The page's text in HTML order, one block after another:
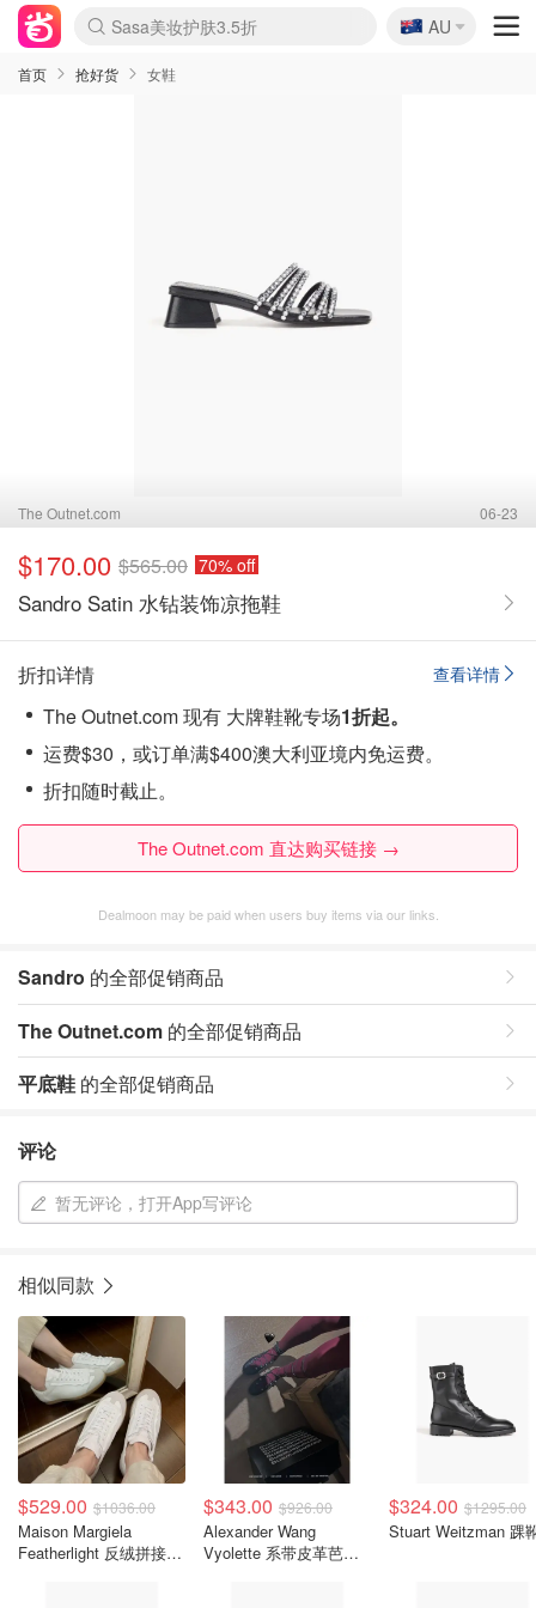
lululemon折扣上新
Sasa美妆护肤3.5折
SSENSE年中2.5折
FreshBeauty好价汇总
Cettire降价+叠9折
WWS Coles超市实拍
viagogo二手票捡漏
Myer超级周末
The Outnet奢牌1折起
David Jones 3折起
Flannels大牌1折
Perfumes Club护肤1折
AMIRO面罩$251
Amazon折扣汇总
eToro入金$200送$50
Amazon数码好物
ICONIC本周7.5折
ThedoubleF高奢地板价
Moose Knuckles 6折
丝芙兰5折起
EUFY摄像头$98
Selenichast首饰2折
Trip机票酒店促销
YSL送5件彩妆礼
Amazon家居好物
Amazon美妆护肤
雅漾大喷$8
过敏原检测盒$33
伊索独家赠50ml沐浴露
科颜氏高保湿面霜$29
SEALIFE海洋馆门票6折
丝塔芙大白罐$16
订阅Newsletter送香薰
Cult Beauty 6.8折
Harrods圣诞日历$525
LN-CC奢牌私促3折
d'Alba空姐喷雾$16
EVE LOM套装£56
Bernardelli独家4折
Adore Beauty 6折起
CT圣诞日历
Mytheresa奢品2.7折
Luxury Escapes 9折
Currentbody美容仪$881
MOON Garden Live
Roborock扫地机$649
Tingo Life水杯$24
Valentino官网5折
CR洗护套装$23
修丽可4件套$159
Myer彩妆2件7折
GANNI官网4.5折
Stylevana韩妆4折
Tessabit高奢8.5折
OGX洗发水$11
Amazon阿德莱德次日达
卡诗8.5折+赠礼
Philips Hue灯具8折
🇦🇺
AU
首页 抢好货 女鞋
The Outnet.com 06-23
$170.00 $565.00 70% off
Sandro Satin 水钻装饰凉拖鞋
查看详情
折扣详情
The Outnet.com 现有 大牌鞋靴专场1折起。
运费$30，或订单满$400澳大利亚境内免运费。
折扣随时截止。
The Outnet.com 直达购买链接 →
Dealmoon may be paid when users buy items via our links.
Sandro 的全部促销商品
The Outnet.com 的全部促销商品
平底鞋 的全部促销商品
评论
暂无评论，打开App写评论
相似同款
$529.00 $1036.00
Maison Margiela
Featherlight 反绒拼接皮
$343.00 $926.00
Alexander Wang
Vyolette 系带皮革芭蕾
$324.00 $1295.00
Stuart Weitzman 踝